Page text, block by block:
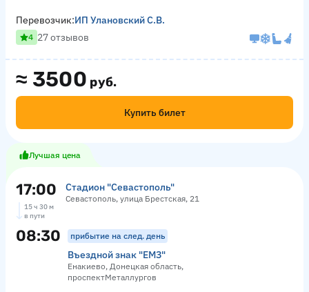
≈ 3500 руб.
Купить билет
Перевозчик:ИП Улановский С.В.
4 27 отзывов
Лучшая цена
17:00 Стадион "Севастополь"
Севастополь, улица Брестская, 21
15 ч 30 м
в пути
08:30 прибытие на след. день
Въездной знак "ЕМЗ"
Енакиево, Донецкая область,
проспектМеталлургов